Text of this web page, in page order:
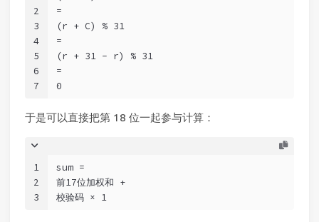
2
3
4
5
6
7
=
(r + C) % 31
=
(r + 31 - r) % 31
=
0
于是可以直接把第 18 位一起参与计算：
1
2
3
sum =
前17位加权和 +
校验码 × 1